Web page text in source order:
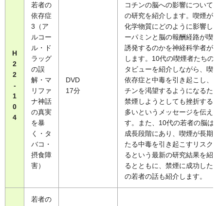
H
2
2
-
1
0
4
若者の
依存症
3（ア
ルコー
ル・ド
ラッグ
の誤
解・マ
リファ
ナ神話
の真実
を暴
く・タ
バコ・
摂食障
害）
DVD
17分
コチンの脳への影響について
の研究を紹介します。喫煙が
化学物質にどのように影響し
ーパミンと脳の報酬経路が喫
誘発するのかを神経科学者が
します。10代の喫煙者たちの
タビューを紹介しながら、喫
依存症と中毒を引き起こし、
チンを渇望するようになるた
禁煙しようとしても挫折する
多いというメッセージを伝え
す。また、10代の若者の脳は
成長段階にあり、喫煙が長期
たる中毒を引き起こすリスク
るという最新の研究結果を紹
るとともに、禁煙に成功した
の若者の話も紹介します。
若者の